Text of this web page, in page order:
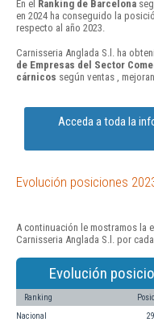
En el Ranking de Barcelona
en 2024 ha conseguido la
respecto al año 2023.
Carnisseria Anglada S.l. ha
de Empresas del Sector
cárnicos según ventas ,
Acceda a toda la
Evolución posiciones
A continuación le mostramos la
Carnisseria Anglada S.l. por
Evolución
Ranking
Nacional